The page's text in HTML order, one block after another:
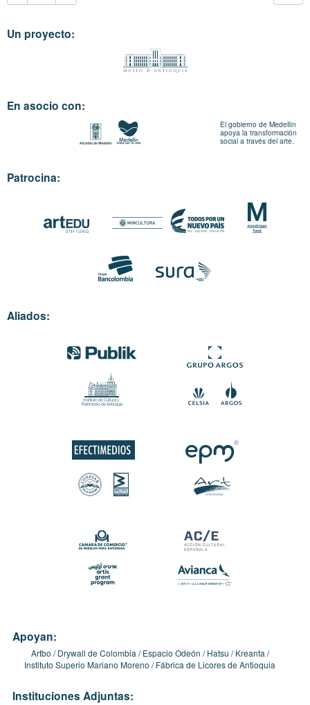
Un proyecto:
En asocio con:
El gobierno de Medellín
apoya la transformación
social a través del arte.
Patrocina:
Aliados:
Apoyan:
Artbo Drywall de Colombia Espacio Odeón Hatsu
Kreanta
Instituto Superio Mariano Moreno
Fábrica de Licores de Antioquia
Instituciones Adjuntas: